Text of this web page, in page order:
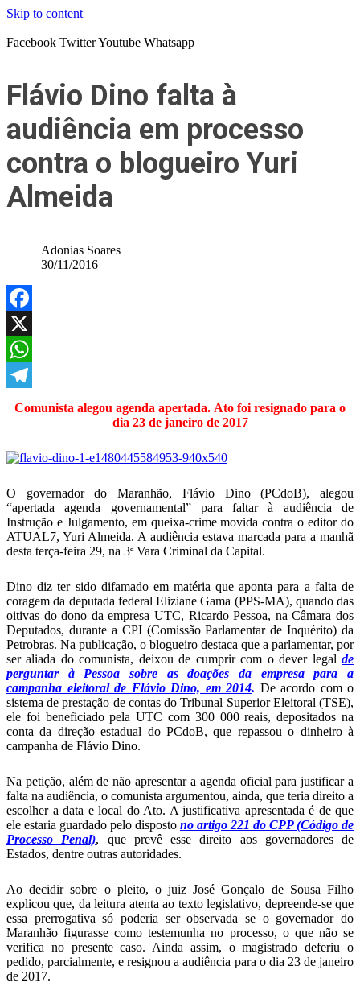
Skip to content
Facebook TwitterYoutube Whatsapp
Flávio Dino falta à
audiência em processo
contra o blogueiro Yuri
Almeida
Adonias Soares
30/11/2016
Facebook
X
WhatsApp
Telegram
Comunista alegou agenda apertada. Ato foi resignado para o
dia 23 de janeiro de 2017
O governador do Maranhão, Flávio Dino (PCdoB), alegou
“apertada agenda governamental” para faltar à audiência de
Instrução e Julgamento, em queixa-crime movida contra o editor do
ATUAL7, Yuri Almeida. A audiência estava marcada para a manhã
desta terça-feira 29, na 3ª Vara Criminal da Capital.
Dino diz ter sido difamado em matéria que aponta para a falta de
coragem da deputada federal Eliziane Gama (PPS-MA), quando das
oitivas do dono da empresa UTC, Ricardo Pessoa, na Câmara dos
Deputados, durante a CPI (Comissão Parlamentar de Inquérito) da
Petrobras. Na publicação, o blogueiro destaca que a parlamentar, por
ser aliada do comunista, deixou de cumprir com o dever legal de
perguntar à Pessoa sobre as doações da empresa para a
campanha eleitoral de Flávio Dino, em 2014. De acordo com o
sistema de prestação de contas do Tribunal Superior Eleitoral (TSE),
ele foi beneficiado pela UTC com 300 000 reais, depositados na
conta da direção estadual do PCdoB, que repassou o dinheiro à
campanha de Flávio Dino.
Na petição, além de não apresentar a agenda oficial para justificar a
falta na audiência, o comunista argumentou, ainda, que teria direito a
escolher a data e local do Ato. A justificativa apresentada é de que
ele estaria guardado pelo disposto no artigo 221 do CPP (Código de
Processo Penal), que prevê esse direito aos governadores de
Estados, dentre outras autoridades.
Ao decidir sobre o pleito, o juiz José Gonçalo de Sousa Filho
explicou que, da leitura atenta ao texto legislativo, depreende-se que
essa prerrogativa só poderia ser observada se o governador do
Maranhão figurasse como testemunha no processo, o que não se
verifica no presente caso. Ainda assim, o magistrado deferiu o
pedido, parcialmente, e resignou a audiência para o dia 23 de janeiro
de 2017.